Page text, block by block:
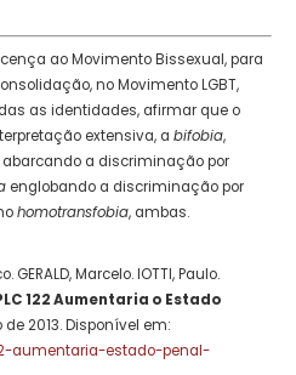
ao Movimento Bissexual, para
no Movimento LGBT,
as identidades, afirmar que o
extensiva, a bifobia,
a discriminação por
englobando a discriminação por
homotransfobia, ambas.
GERALD, Marcelo. IOTTI, Paulo.
122 Aumentaria o Estado
de 2013. Disponível em:
aumentaria-estado-penal-